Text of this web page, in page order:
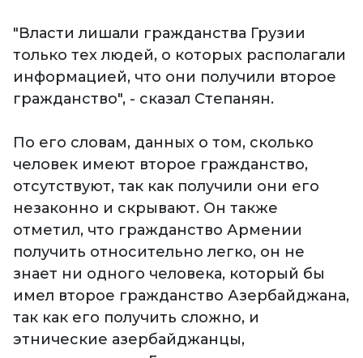
"Власти лишали гражданства Грузии
только тех людей, о которых располагали
информацией, что они получили второе
гражданство", - сказал Степанян.
По его словам, данных о том, сколько
человек имеют второе гражданство,
отсутствуют, так как получили они его
незаконно и скрывают. Он также
отметил, что гражданство Армении
получить относительно легко, он не
знает ни одного человека, который бы
имел второе гражданство Азербайджана,
так как его получить сложно, и
этнические азербайджанцы,